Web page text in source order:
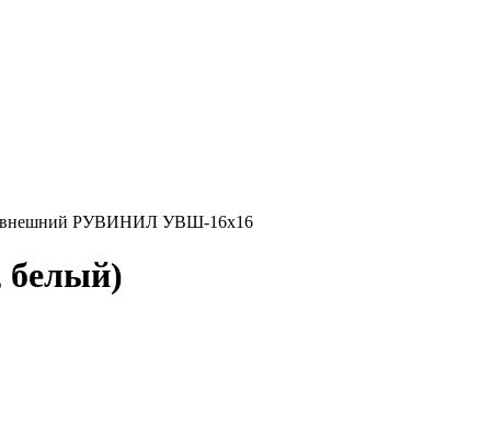
внешний РУВИНИЛ УВШ-16х16
белый)